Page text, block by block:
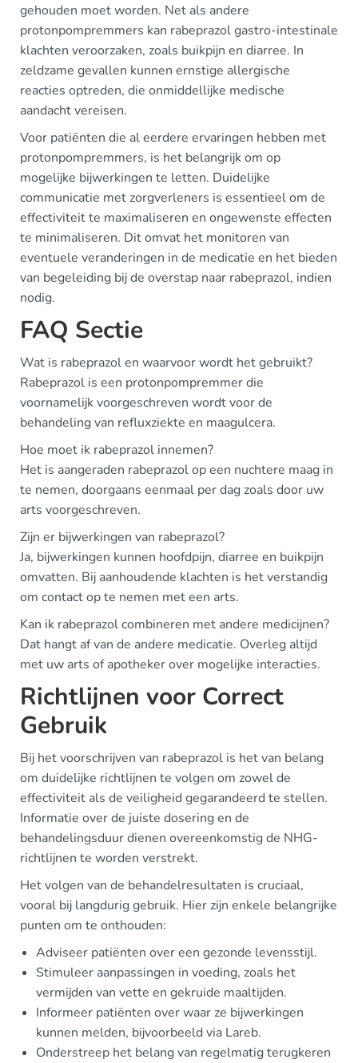
gehouden moet worden. Net als andere
protonpompremmers kan rabeprazol gastro-intestinale
klachten veroorzaken, zoals buikpijn en diarree. In
zeldzame gevallen kunnen ernstige allergische
reacties optreden, die onmiddellijke medische
aandacht vereisen.
Voor patiënten die al eerdere ervaringen hebben met
protonpompremmers, is het belangrijk om op
mogelijke bijwerkingen te letten. Duidelijke
communicatie met zorgverleners is essentieel om de
effectiviteit te maximaliseren en ongewenste effecten
te minimaliseren. Dit omvat het monitoren van
eventuele veranderingen in de medicatie en het bieden
van begeleiding bij de overstap naar rabeprazol, indien
nodig.
FAQ Sectie
Wat is rabeprazol en waarvoor wordt het gebruikt?
Rabeprazol is een protonpompremmer die
voornamelijk voorgeschreven wordt voor de
behandeling van refluxziekte en maagulcera.
Hoe moet ik rabeprazol innemen?
Het is aangeraden rabeprazol op een nuchtere maag in
te nemen, doorgaans eenmaal per dag zoals door uw
arts voorgeschreven.
Zijn er bijwerkingen van rabeprazol?
Ja, bijwerkingen kunnen hoofdpijn, diarree en buikpijn
omvatten. Bij aanhoudende klachten is het verstandig
om contact op te nemen met een arts.
Kan ik rabeprazol combineren met andere medicijnen?
Dat hangt af van de andere medicatie. Overleg altijd
met uw arts of apotheker over mogelijke interacties.
Richtlijnen voor Correct
Gebruik
Bij het voorschrijven van rabeprazol is het van belang
om duidelijke richtlijnen te volgen om zowel de
effectiviteit als de veiligheid gegarandeerd te stellen.
Informatie over de juiste dosering en de
behandelingsduur dienen overeenkomstig de NHG-
richtlijnen te worden verstrekt.
Het volgen van de behandelresultaten is cruciaal,
vooral bij langdurig gebruik. Hier zijn enkele belangrijke
punten om te onthouden:
Adviseer patiënten over een gezonde levensstijl.
Stimuleer aanpassingen in voeding, zoals het
vermijden van vette en gekruide maaltijden.
Informeer patiënten over waar ze bijwerkingen
kunnen melden, bijvoorbeeld via Lareb.
Onderstreep het belang van regelmatig terugkeren